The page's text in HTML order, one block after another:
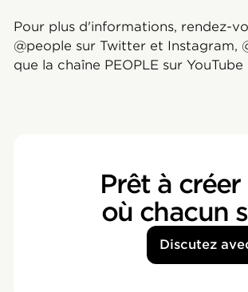
Pour plus d'informations, rendez-
@people sur Twitter et Instagram,
que la chaîne PEOPLE sur
Prêt à
où chacun
Discutez